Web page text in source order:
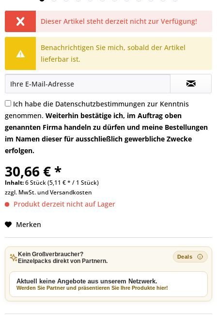
Dieser Artikel steht derzeit nicht zur Verfügung!
Benachrichtigen Sie mich, sobald der Artikel
lieferbar ist.
Ich habe die Datenschutzbestimmungen zur Kenntnis
genommen. Weiterhin bestätige ich, im Auftrag oben
genannten Firma handeln zu dürfen und meine Bestellungen
im Namen dieser für ausschließlich gewerbliche Zwecke
erfolgen.
30,66 € *
Inhalt:6 Stück (5,11 € * / 1 Stück)
zzgl. MwSt. undVersandkosten
Produkt derzeit nicht auf Lager
Merken
Kein Großverbraucher?
Einzelpacks direkt von Partnern.
Aktuell keine Angebote aus unserem Netzwerk.
Werden Sie Partner und präsentieren Sie Ihre Produkte hier!